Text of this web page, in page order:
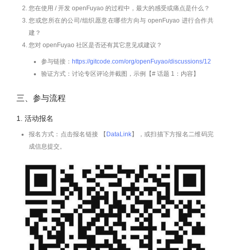
您在使用 / 开发 openFuyao 的过程中，最大的感受或痛点是什么？
您或您所在的公司/组织愿意在哪些方向与 openFuyao 进行合作共
建？
您对 openFuyao 社区是否还有其它意见或建议？
参与链接： https://gitcode.com/org/openFuyao/discussions/12
验证方式：讨论专区评论并截图，示例【# 话题 1：内容】
三、参与流程
1. 活动报名
报名方式：点击报名链接 【 DataLink】，或扫描下方报名二维码完
成信息提交。